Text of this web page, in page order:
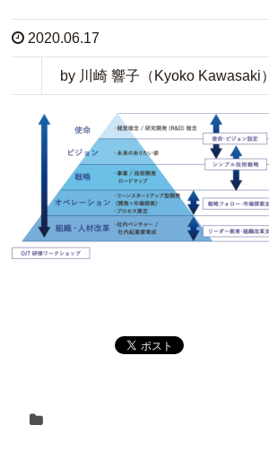
2020.06.17
by 川崎 響子（Kyoko Kawasaki）